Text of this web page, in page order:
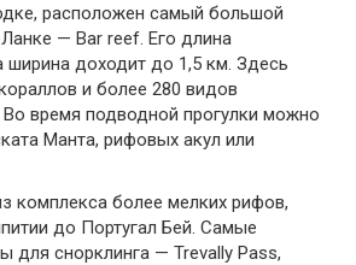
расположен самый большой
— Bar reef. Его длина
ширина доходит до 1,5 км. Здесь
и более 280 видов
Во время подводной прогулки можно
Манта, рифовых акул или
комплекса более мелких рифов,
до Португал Бей. Самые
для снорклинга — Trevally Pass,